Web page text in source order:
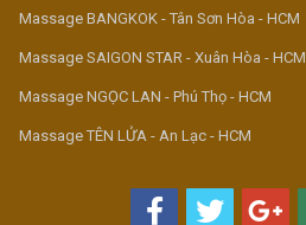
Massage BANGKOK - Tân Sơn Hòa - HCM
Massage SAIGON STAR - Xuân Hòa - HCM
Massage NGỌC LAN - Phú Thọ - HCM
Massage TÊN LỬA - An Lạc - HCM